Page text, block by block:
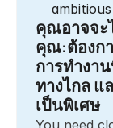
คุณอาจจะ
คุณ:ต้องก
การทำงา
ทางไกล แ
เป็นพิเศษ
You need